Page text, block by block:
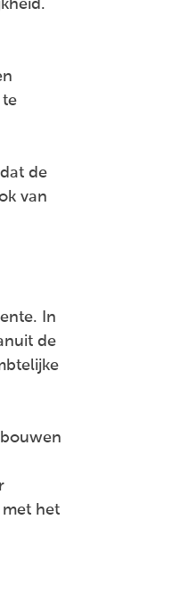
te
de
van
In
de
het